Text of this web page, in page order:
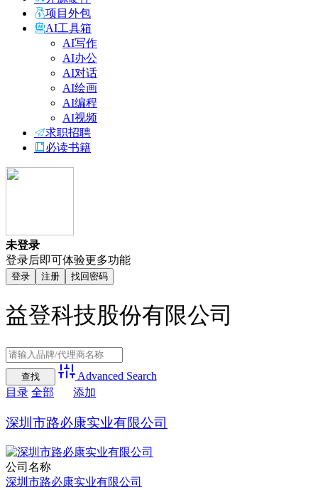
项目外包
AI工具箱
AI写作
AI办公
AI对话
AI绘画
AI编程
AI视频
求职招聘
必读书籍
未登录
登录后即可体验更多功能
登录 注册 找回密码
益登科技股份有限公司
Advanced Search
目录 全部 添加
深圳市路必康实业有限公司
公司名称
深圳市路必康实业有限公司